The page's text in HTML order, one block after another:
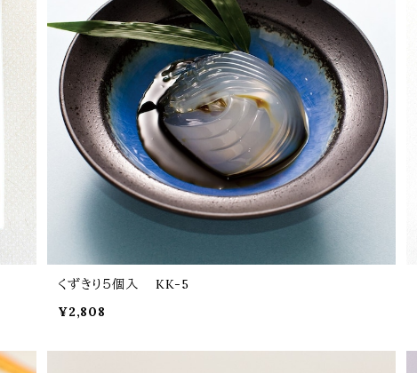
くずきり５個入 KK-5
¥2,808